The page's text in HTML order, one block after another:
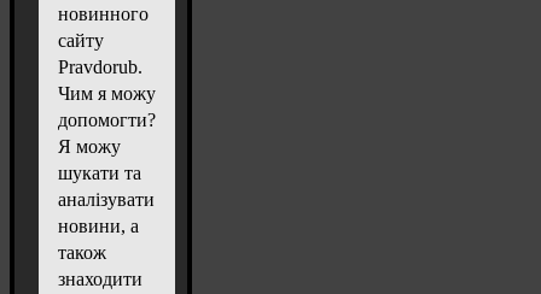
новинного
сайту
Pravdorub.
Чим я можу
допомогти?
Я можу
шукати та
аналізувати
новини, а
також
знаходити